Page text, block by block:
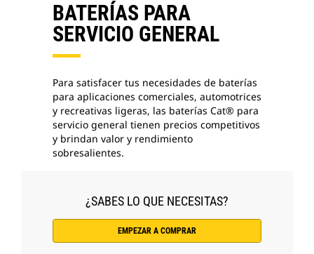
BATERÍAS PARA
SERVICIO GENERAL
Para satisfacer tus necesidades de baterías
para aplicaciones comerciales, automotrices
y recreativas ligeras, las baterías Cat® para
servicio general tienen precios competitivos
y brindan valor y rendimiento
sobresalientes.
¿SABES LO QUE NECESITAS?
EMPEZAR A COMPRAR